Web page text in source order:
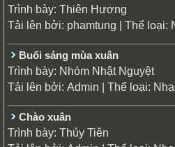
Trình bày: Thiên Hương
Tải lên bởi: phamtung | Thể loại:
Buổi sáng mùa xuân
Trình bày: Nhóm Nhật Nguyệt
Tải lên bởi: Admin | Thể loại:
Chào xuân
Trình bày: Thủy Tiên